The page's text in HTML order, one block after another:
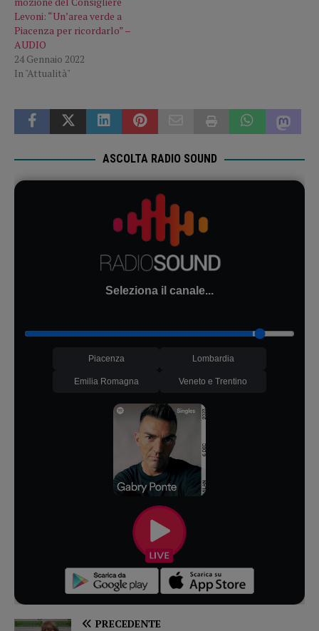
Levoni: “Un’area verde a
Piacenza per ricordarlo” –
AUDIO
24 Gennaio 2022
In "Attualità"
ASCOLTA RADIO SOUND
Seleziona il canale...
Piacenza Lombardia
Emilia Romagna Veneto e Trentino
PRECEDENTE